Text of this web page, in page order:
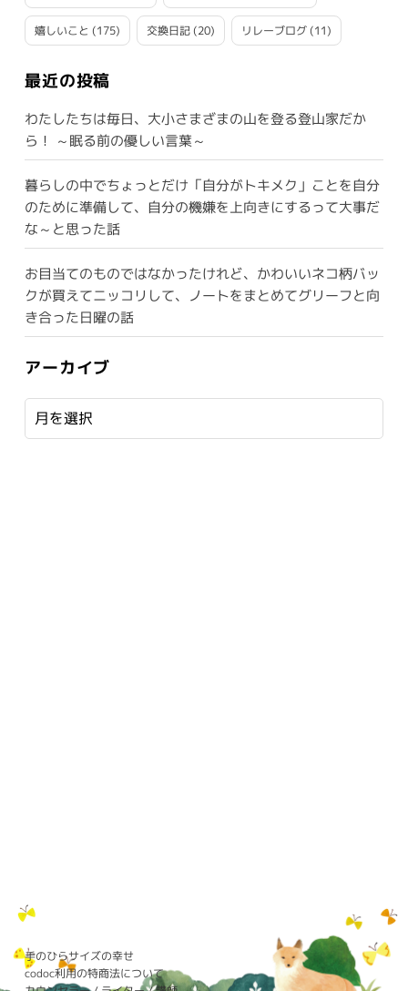
嬉しいこと (175) 交換日記(20) リレーブログ(11)
最近の投稿
わたしたちは毎日、大小さまざまの山を登る登山家だか
ら！ ～眠る前の優しい言葉～
暮らしの中でちょっとだけ「自分がトキメク」ことを自分
のために準備して、自分の機嫌を上向きにするって大事だ
な～と思った話
お目当てのものではなかったけれど、かわいいネコ柄バッ
クが買えてニッコリして、ノートをまとめてグリーフと向
き合った日曜の話
アーカイブ
手のひらサイズの幸せ
codoc利用の特商法について